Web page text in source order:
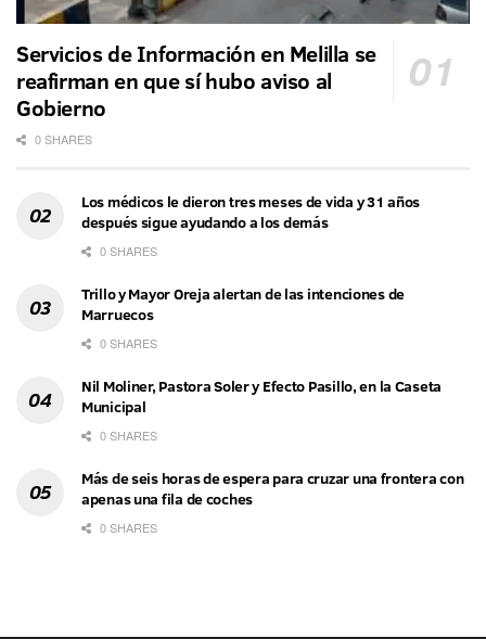
Servicios de Información en Melilla se
reafirman en que sí hubo aviso al
Gobierno
0 SHARES
Los médicos le dieron tres meses de vida y 31 años
después sigue ayudando a los demás
0 SHARES
Trillo y Mayor Oreja alertan de las intenciones de
Marruecos
0 SHARES
Nil Moliner, Pastora Soler y Efecto Pasillo, en la Caseta
Municipal
0 SHARES
Más de seis horas de espera para cruzar una frontera con
apenas una fila de coches
0 SHARES